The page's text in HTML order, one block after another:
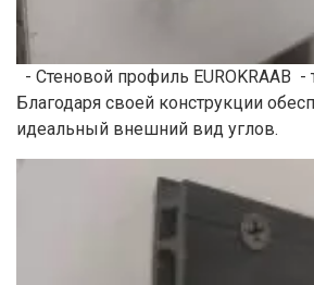
- Стеновой профиль EUROKRAAB -
Благодаря своей конструкции
идеальный внешний вид углов.